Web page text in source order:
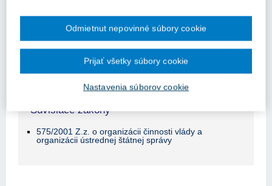
demo licenciu zdarma (stačí sa zaregistrovať).
Registrácia Prihlásenie
Súvisiace zákony
575/2001 Z.z. o organizácii činnosti vlády a
organizácii ústrednej štátnej správy
Nastavenia súborov cookie
Odmietnut nepovinné súbory cookie
Prijať všetky súbory cookie